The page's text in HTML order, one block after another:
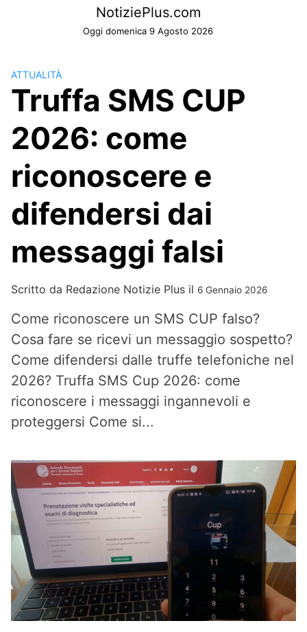
NotiziePlus.com
Oggi domenica 9 Agosto 2026
ATTUALITÀ
Truffa SMS CUP
2026: come
riconoscere e
difendersi dai
messaggi falsi
Scritto da Redazione Notizie Plus il 6 Gennaio 2026
Come riconoscere un SMS CUP falso?
Cosa fare se ricevi un messaggio sospetto?
Come difendersi dalle truffe telefoniche nel
2026? Truffa SMS Cup 2026: come
riconoscere i messaggi ingannevoli e
proteggersi Come si...